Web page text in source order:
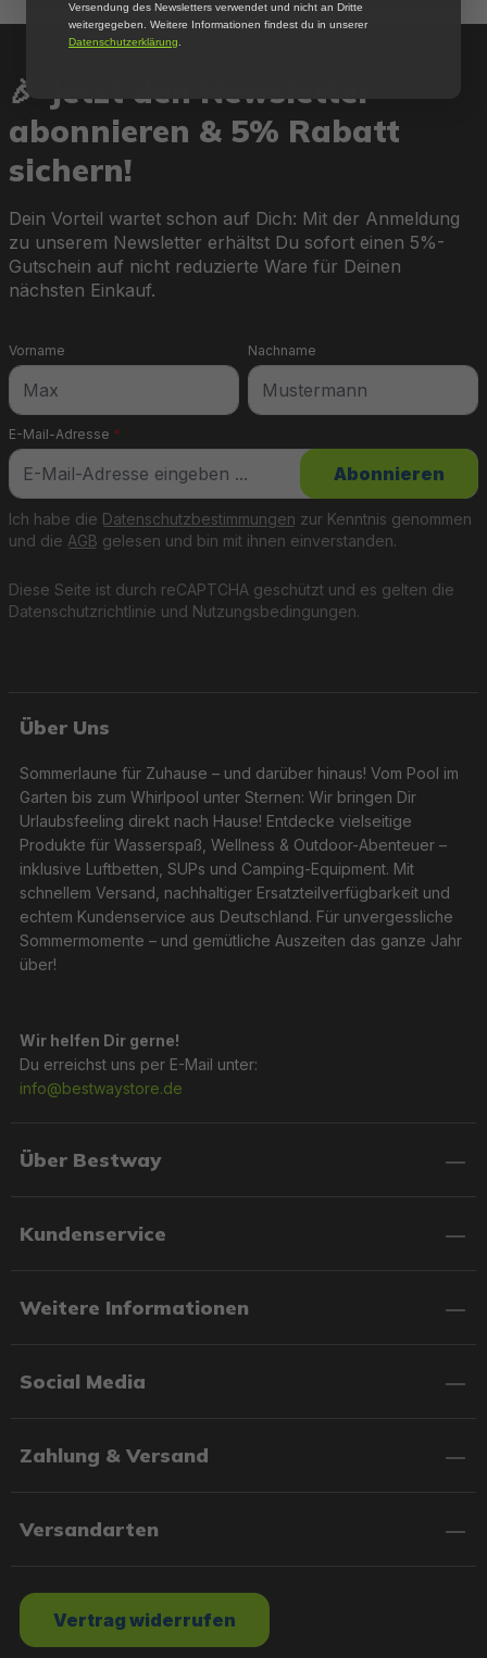
🎉 Jetzt den Newsletter
abonnieren & 5% Rabatt
sichern!
Dein Vorteil wartet schon auf Dich: Mit der Anmeldung
zu unserem Newsletter erhältst Du sofort einen 5%-
Gutschein auf nicht reduzierte Ware für Deinen
nächsten Einkauf.
E-Mail-Adresse *
Vorname Nachname
Diese Seite ist durch reCAPTCHA geschützt und es gelten die
Datenschutzrichtlinie und Nutzungsbedingungen.
Ich habe die Datenschutzbestimmungen zur Kenntnis genommen
und die AGB gelesen und bin mit ihnen einverstanden.
Abonnieren
Über Uns
Sommerlaune für Zuhause – und darüber hinaus! Vom Pool im
Garten bis zum Whirlpool unter Sternen: Wir bringen Dir
Urlaubsfeeling direkt nach Hause! Entdecke vielseitige
Produkte für Wasserspaß, Wellness & Outdoor-Abenteuer –
inklusive Luftbetten, SUPs und Camping-Equipment. Mit
schnellem Versand, nachhaltiger Ersatzteilverfügbarkeit und
echtem Kundenservice aus Deutschland. Für unvergessliche
Sommermomente – und gemütliche Auszeiten das ganze Jahr
über!
Wir helfen Dir gerne!
Du erreichst uns per E-Mail unter:
info@bestwaystore.de
Über Bestway
Kundenservice
Weitere Informationen
Social Media
Zahlung & Versand
Versandarten
Vertrag widerrufen
Versendung des Newsletters verwendet und nicht an Dritte
weitergegeben. Weitere Informationen findest du in unserer
Datenschutzerklärung